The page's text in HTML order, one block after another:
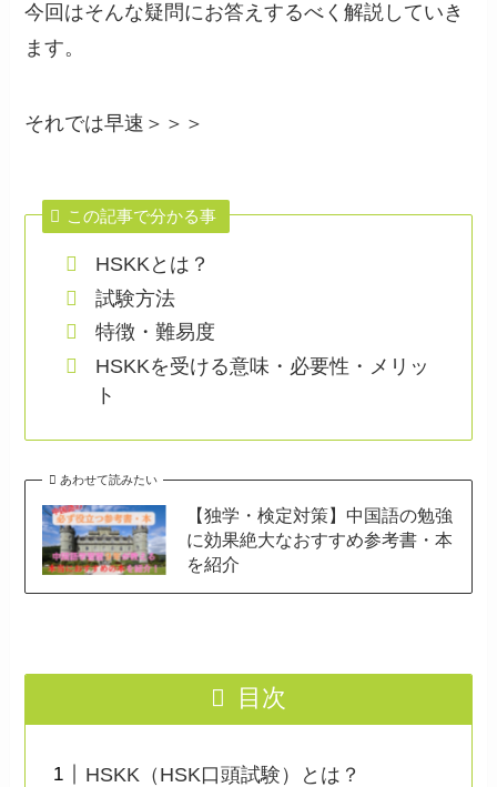
今回はそんな疑問にお答えするべく解説していき
ます。
それでは早速＞＞＞
この記事で分かる事
HSKKとは？
試験方法
特徴・難易度
HSKKを受ける意味・必要性・メリッ
ト
あわせて読みたい
【独学・検定対策】中国語の勉強
に効果絶大なおすすめ参考書・本
を紹介
目次
HSKK（HSK口頭試験）とは？